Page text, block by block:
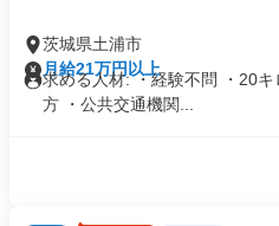
茨城県土浦市
月給21万円以上
求める人材: ・経験不問 ・20
方 ・公共交通機関...